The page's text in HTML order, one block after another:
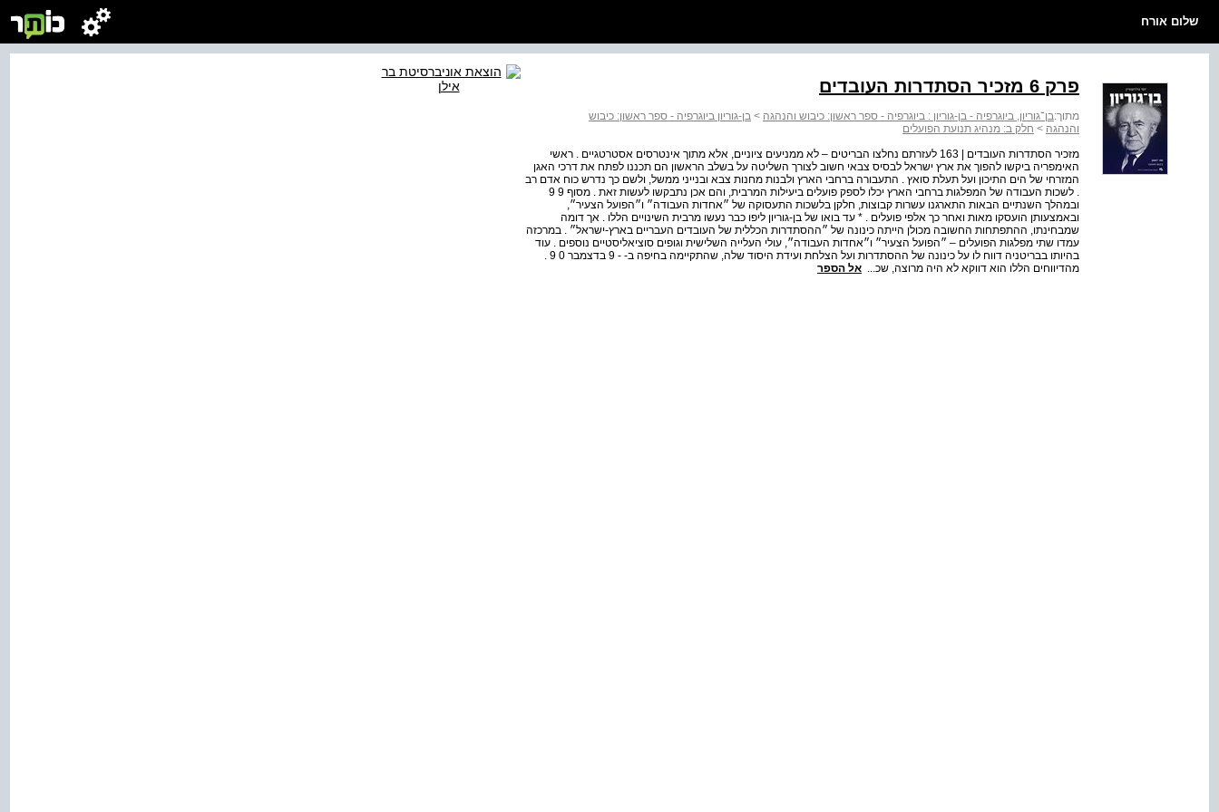
שלום אורח
פרק 6 מזכיר הסתדרות העובדים
מתוך:בן־גוריון, ביוגרפיה - בן-גוריון : ביוגרפיה - ספר ראשון: כיבוש והנהגה > בן-גוריון ביוגרפיה - ספר ראשון: כיבוש
והנהגה > חלק ב: מנהיג תנועת הפועלים
מזכיר הסתדרות העובדים | 163 לעזרתם נחלצו הבריטים – לא ממניעים ציוניים, אלא מתוך אינטרסים אסטרטגיים . ראשי
האימפריה ביקשו להפוך את ארץ ישראל לבסיס צבאי חשוב לצורך השליטה על בשלב הראשון הם תכננו לפתח את דרכי האגן
המזרחי של הים התיכון ועל תעלת סואץ . התעבורה ברחבי הארץ ולבנות מחנות צבא ובנייני ממשל, ולשם כך נדרש כוח אדם רב
. לשכות העבודה של המפלגות ברחבי הארץ יכלו לספק פועלים ביעילות המרבית, והם אכן נתבקשו לעשות זאת . מסוף 9 9
ובמהלך השנתיים הבאות התארגנו עשרות קבוצות, חלקן בלשכות התעסוקה של ״אחדות העבודה״ ו״הפועל הצעיר״,
ובאמצעותן הועסקו מאות ואחר כך אלפי פועלים . * עד בואו של בן-גוריון ליפו כבר נעשו מרבית השינויים הללו . אך דומה
שמבחינתו, ההתפתחות החשובה מכולן הייתה כינונה של ״ההסתדרות הכללית של העובדים העבריים בארץ-ישראל״ . במרכזה
עמדו שתי מפלגות הפועלים – ״הפועל הצעיר״ ו״אחדות העבודה״, עולי העלייה השלישית וגופים סוציאליסטיים נוספים . עוד
מהדיווחים הללו הוא דווקא לא היה מרוצה, שכ... אל הספר